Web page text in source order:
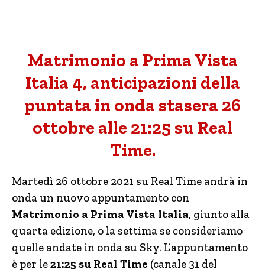
Matrimonio a Prima Vista
Italia 4, anticipazioni della
puntata in onda stasera 26
ottobre alle 21:25 su Real
Time.
Martedì 26 ottobre 2021 su Real Time andrà in
onda un nuovo appuntamento con
Matrimonio a Prima Vista Italia, giunto alla
quarta edizione, o la settima se consideriamo
quelle andate in onda su Sky. L’appuntamento
è per le21:25 su Real Time (canale 31 del